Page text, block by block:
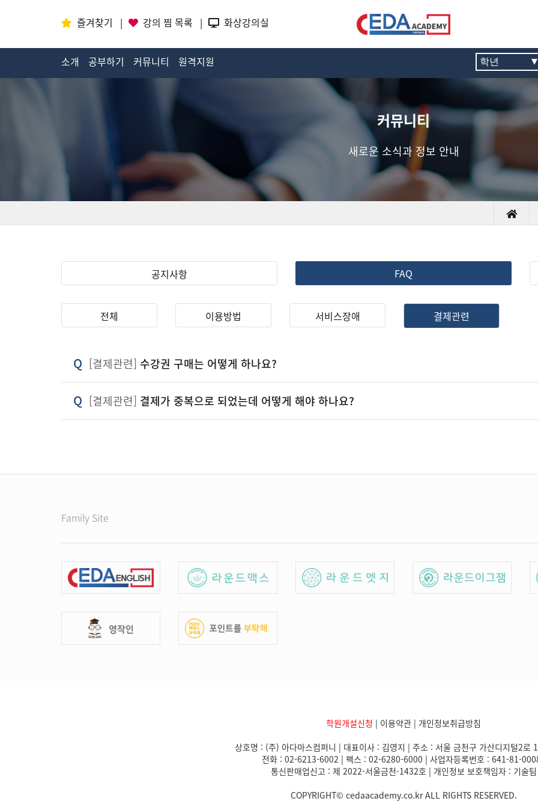
즐겨찾기 | 강의 찜 목록 | 화상강의실
소개 공부하기 커뮤니티 원격지원
커뮤니티
새로운 소식과 정보 안내
공지사항 FAQ
전체 이용방법 서비스장애 결제관련
Q [결제관련] 수강권 구매는 어떻게 하나요?
Q [결제관련] 결제가 중복으로 되었는데 어떻게 해야 하나요?
Family Site
학원개설신청 | 이용약관 | 개인정보취급방침
상호명 : (주) 아다마스컴퍼니 | 대표이사 : 김영지 | 주소 : 서울 금천구 가산디지털2로
전화 : 02-6213-6002 | 팩스 : 02-6280-6000 | 사업자등록번호 : 641-81-
통신판매업신고 : 제 2022-서울금천-1432호 | 개인정보 보호책임자 : 기술팀
COPYRIGHT© cedaacademy.co.kr ALL RIGHTS RESERVED.